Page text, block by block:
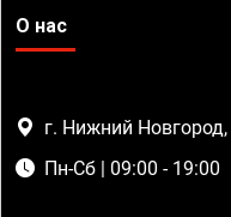
О нас
г. Нижний
Пн-Сб | 09:00 - 19:00